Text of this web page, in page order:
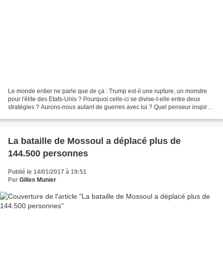
Le monde entier ne parle que de ça : Trump est-il une rupture, un monstre
pour l'élite des Etats-Unis ? Pourquoi celle-ci se divise-t-elle entre deux
stratégies ? Aurons-nous autant de guerres avec lui ? Quel penseur inspire
La bataille de Mossoul a déplacé plus de
144.500 personnes
Publié le 14/01/2017 à 19:51
Par Gilles Munier